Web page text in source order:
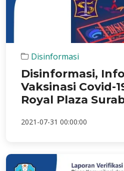
Disinformasi
Disinformasi,
Vaksinasi Covid-
Royal Plaza
2021-07-31 00:00:00